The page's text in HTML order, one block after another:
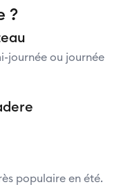
?
journée ou journée
populaire en été.